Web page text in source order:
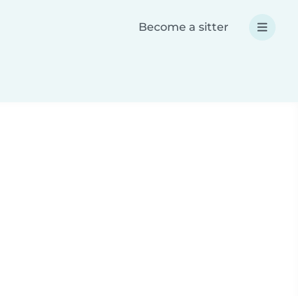
Become a sitter